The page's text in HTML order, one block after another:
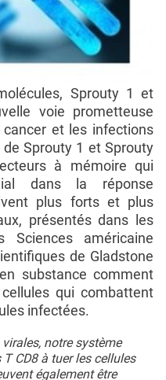
Sprouty 1 et
voie prometteuse
et les infections
Sprouty 1 et Sprouty
à mémoire qui
dans la réponse
plus forts et plus
présentés dans les
Sciences américaine
de Gladstone
substance comment
qui combattent
infectées.
notre système
CD8 à tuer les cellules
également être